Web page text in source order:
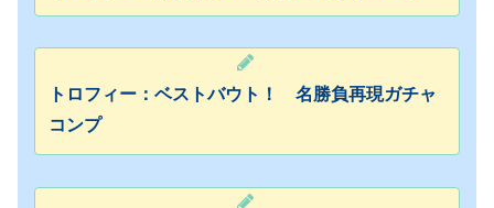
トロフィー：ベストバウト！ 名勝負再現ガチャ
コンプ